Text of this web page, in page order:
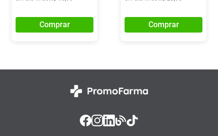
Comprar Comprar